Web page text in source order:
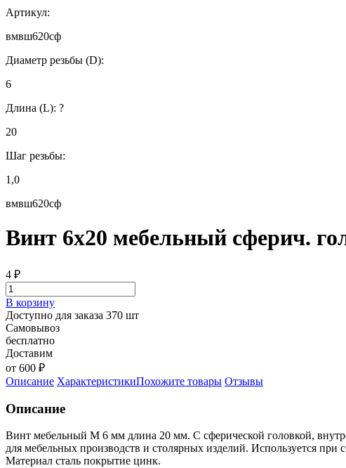
Артикул:
вмвш620сф
Диаметр резьбы (D):
6
Длина (L): ?
20
Шаг резьбы:
1,0
вмвш620сф
Винт 6х20 мебельный сферич.
4 ₽
В корзину
Доступно для заказа 370 шт
Самовывоз
бесплатно
Доставим
от 600 ₽
Описание ХарактеристикиПохожите товары Отзывы
Описание
Винт мебельный М 6 мм длина 20 мм. С сферической головкой,
для мебельных производств и столярных изделий. Используется
Материал сталь покрытие цинк.